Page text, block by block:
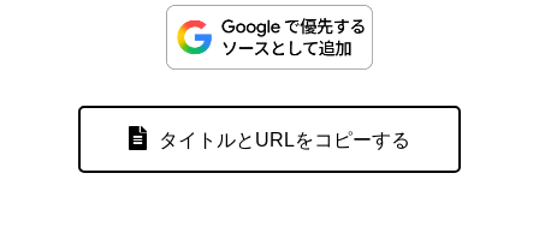
タイトルとURLをコピーする